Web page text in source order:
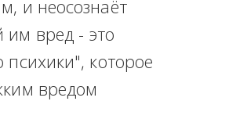
и неосознаёт
вред - это
психики", которое
вредом